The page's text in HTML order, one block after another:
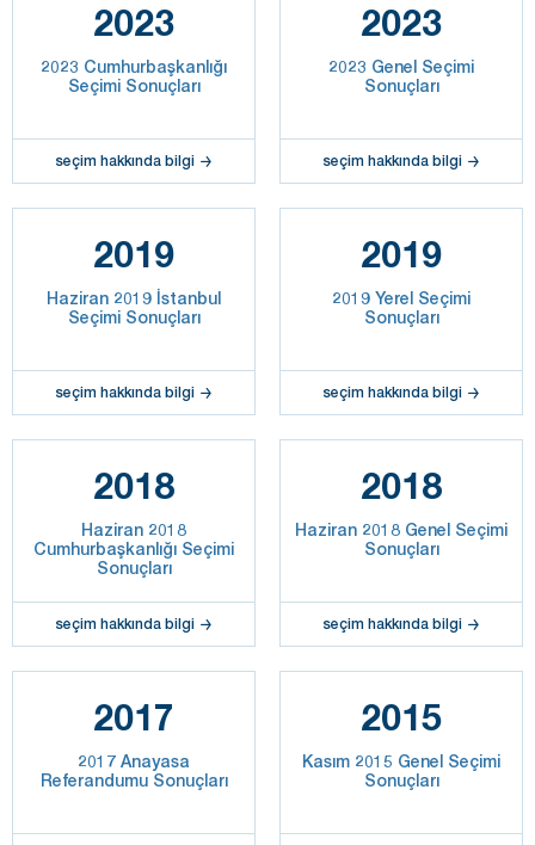
2023
2023 Cumhurbaşkanlığı
Seçimi Sonuçları
seçim hakkında bilgi
2023
2023 Genel Seçimi
Sonuçları
seçim hakkında bilgi
2019
Haziran 2019 İstanbul
Seçimi Sonuçları
seçim hakkında bilgi
2019
2019 Yerel Seçimi
Sonuçları
seçim hakkında bilgi
2018
Haziran 2018
Cumhurbaşkanlığı Seçimi
Sonuçları
seçim hakkında bilgi
2018
Haziran 2018 Genel Seçimi
Sonuçları
seçim hakkında bilgi
2017
2017 Anayasa
Referandumu Sonuçları
2015
Kasım 2015 Genel Seçimi
Sonuçları